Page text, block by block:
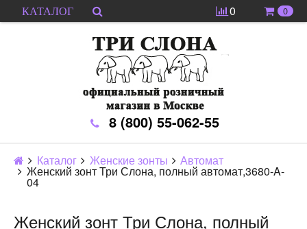
КАТАЛОГ 0 0
8 (800) 55-062-55
Каталог Женские зонты Автомат
Женский зонт Три Слона, полный автомат,3680-A-
04
Женский зонт Три Слона, полный